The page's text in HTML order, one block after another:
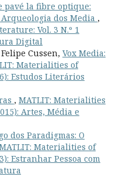
pavé la fibre optique:
dos Media ,
Vol. 3 N.º 1
Digital
Cussen, Vox Media:
Materialities of
Estudos Literários
, MATLIT: Materialities
Artes, Média e
dos Paradigmas: O
Materialities of
Estranhar Pessoa com